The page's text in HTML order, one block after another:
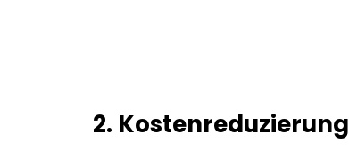
2. Kostenreduzierung